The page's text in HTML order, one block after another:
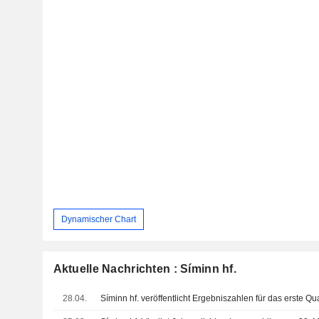
Dynamischer Chart
Aktuelle Nachrichten : Síminn hf.
28.04. Síminn hf. veröffentlicht Ergebniszahlen für das erste